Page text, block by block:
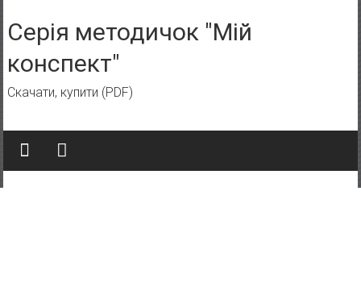
Серія методичок "Мій
конспект"
Скачати, купити (PDF)